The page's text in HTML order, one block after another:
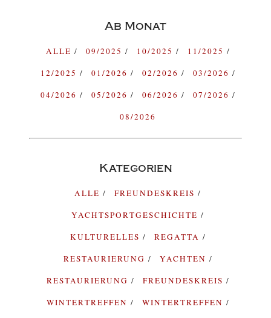
Ab Monat
ALLE 09/2025 10/2025
11/2025
12/2025
01/2026 02/2026
03/2026
04/2026
05/2026 06/2026
07/2026
08/2026
Kategorien
ALLE
FREUNDESKREIS
YACHTSPORTGESCHICHTE
KULTURELLES
REGATTA
RESTAURIERUNG
YACHTEN
RESTAURIERUNG
FREUNDESKREIS
WINTERTREFFEN
WINTERTREFFEN